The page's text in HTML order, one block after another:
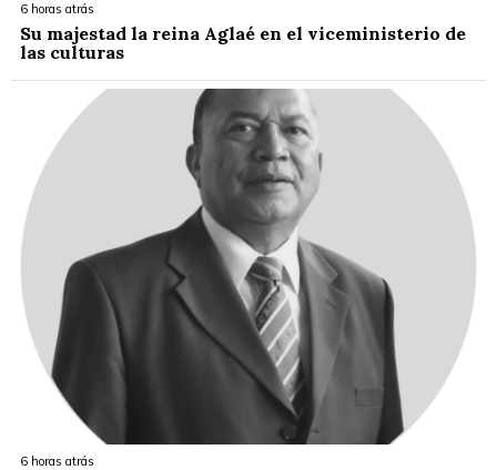
6 horas atrás
Su majestad la reina Aglaé en el viceministerio de
las culturas
6 horas atrás